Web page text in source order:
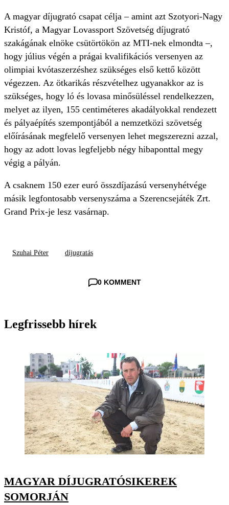
A magyar díjugrató csapat célja – amint azt Szotyori-Nagy
Kristóf, a Magyar Lovassport Szövetség díjugrató
szakágának elnöke csütörtökön az MTI-nek elmondta –,
hogy július végén a prágai kvalifikációs versenyen az
olimpiai kvótaszerzéshez szükséges első kettő között
végezzen. Az ötkarikás részvételhez ugyanakkor az is
szükséges, hogy ló és lovasa minősüléssel rendelkezzen,
melyet az ilyen, 155 centiméteres akadályokkal rendezett
és pályaépítés szempontjából a nemzetközi szövetség
előírásának megfelelő versenyen lehet megszerezni azzal,
hogy az adott lovas legfeljebb négy hibaponttal megy
végig a pályán.
A csaknem 150 ezer euró összdíjazású versenyhétvége
másik legfontosabb versenyszáma a Szerencsejáték Zrt.
Grand Prix-je lesz vasárnap.
Szuhai Péter díjugratás
0 KOMMENT
Legfrissebb hírek
MAGYAR DÍJUGRATÓSIKEREK
SOMORJÁN